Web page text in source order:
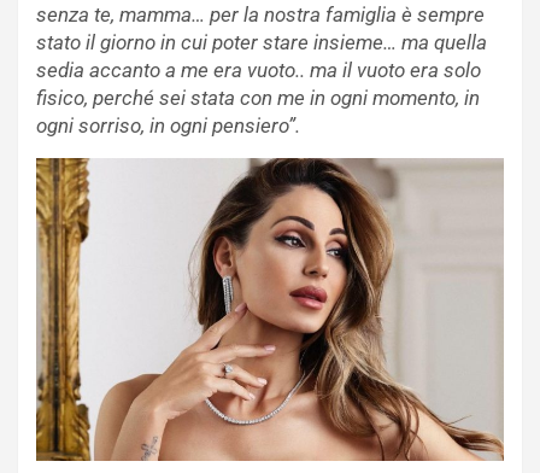
senza te, mamma… per la nostra famiglia è sempre
stato il giorno in cui poter stare insieme… ma quella
sedia accanto a me era vuoto.. ma il vuoto era solo
fisico, perché sei stata con me in ogni momento, in
ogni sorriso, in ogni pensiero”.